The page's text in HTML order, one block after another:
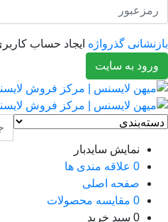
گذرواژه
ایجاد حساب کاربری
به سایت
نمایش سایدبار
0
علاقه مندی ها
صفحه اصلی
0
مقایسه محصولات
0
سبد خرید